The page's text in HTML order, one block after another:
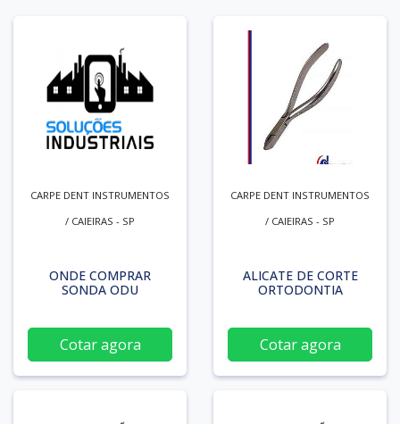
CARPE DENT INSTRUMENTOS
/ CAIEIRAS - SP
ONDE COMPRAR
SONDA ODU
Cotar agora
CARPE DENT INSTRUMENTOS
/ CAIEIRAS - SP
ALICATE DE CORTE
ORTODONTIA
Cotar agora